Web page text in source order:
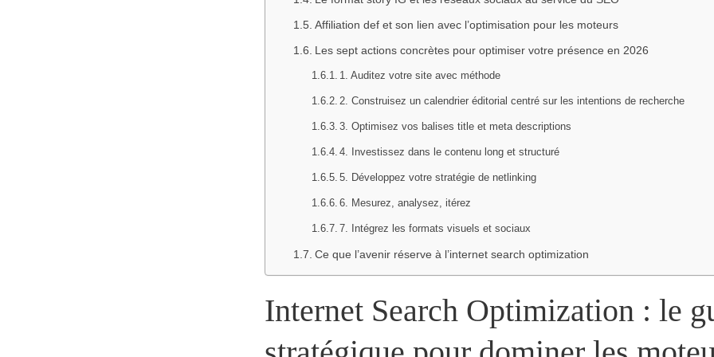
Affiliation def et son lien avec l’optimisation pour les moteurs
Les sept actions concrètes pour optimiser votre présence en 2026
1. Auditez votre site avec méthode
2. Construisez un calendrier éditorial centré sur les intentions de recherche
3. Optimisez vos balises title et meta descriptions
4. Investissez dans le contenu long et structuré
5. Développez votre stratégie de netlinking
6. Mesurez, analysez, itérez
7. Intégrez les formats visuels et sociaux
Ce que l’avenir réserve à l’internet search optimization
Internet Search Optimization : le